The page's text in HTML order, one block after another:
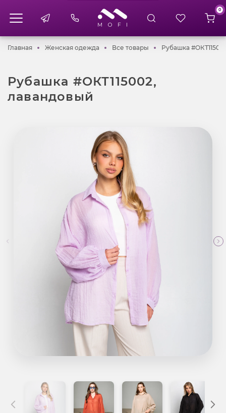
0
ГлавнаяГлавнаяЖенская одежда Женская одежда
Все товары Все товары
Рубашка
Рубашка #ОКТ115002,
лавандовый